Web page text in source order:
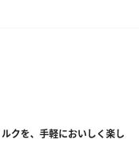
クを、手軽においしく楽し